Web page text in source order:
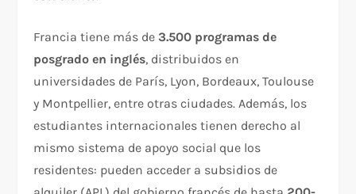
Francia tiene más de3.500 programas de
posgrado en inglés, distribuidos en
universidades de París, Lyon, Bordeaux, Toulouse
y Montpellier, entre otras ciudades. Además, los
estudiantes internacionales tienen derecho al
mismo sistema de apoyo social que los
residentes: pueden acceder a subsidios de